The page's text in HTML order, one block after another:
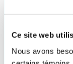
Ce site web
Nous avons